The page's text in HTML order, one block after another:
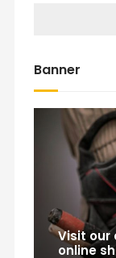
Banner
Visit our
online